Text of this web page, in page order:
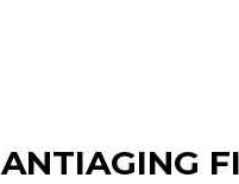
ANTIAGING